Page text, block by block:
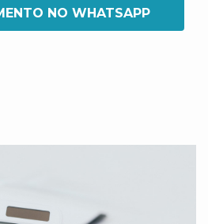
NO WHATSAPP